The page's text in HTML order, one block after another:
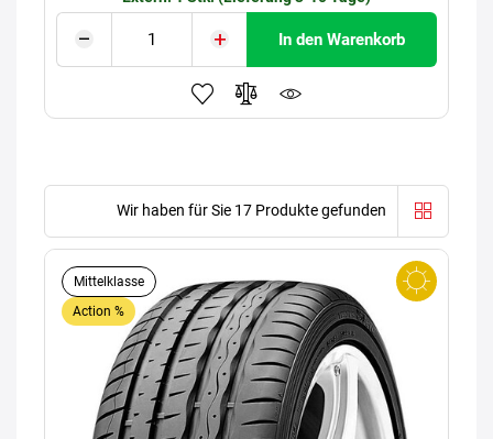
In den Warenkorb
Wir haben für Sie 17 Produkte gefunden
Mittelklasse
Action %